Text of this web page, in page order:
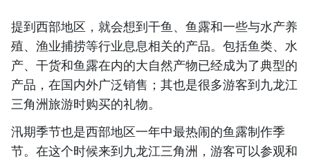
提到西部地区，就会想到干鱼、鱼露和一些与水产养
殖、渔业捕捞等行业息息相关的产品。包括鱼类、水
产、干货和鱼露在内的大自然产物已经成为了典型的
产品，在国内外广泛销售；其也是很多游客到九龙江
三角洲旅游时购买的礼物。
汛期季节也是西部地区一年中最热闹的鱼露制作季
节。在这个时候来到九龙江三角洲，游客可以参观和